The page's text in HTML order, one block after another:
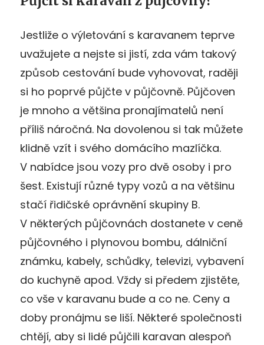
Jestliže o výletování s karavanem teprve
uvažujete a nejste si jistí, zda vám takový
způsob cestování bude vyhovovat, raději
si ho poprvé půjčte v půjčovně. Půjčoven
je mnoho a většina pronajímatelů není
příliš náročná. Na dovolenou si tak můžete
klidně vzít i svého domácího mazlíčka.
V nabídce jsou vozy pro dvě osoby i pro
šest. Existují různé typy vozů a na většinu
stačí řidičské oprávnění skupiny B.
V některých půjčovnách dostanete v ceně
půjčovného i plynovou bombu, dálniční
známku, kabely, schůdky, televizi, vybavení
do kuchyně apod. Vždy si předem zjistěte,
co vše v karavanu bude a co ne. Ceny a
doby pronájmu se liší. Některé společnosti
chtějí, aby si lidé půjčili karavan alespoň